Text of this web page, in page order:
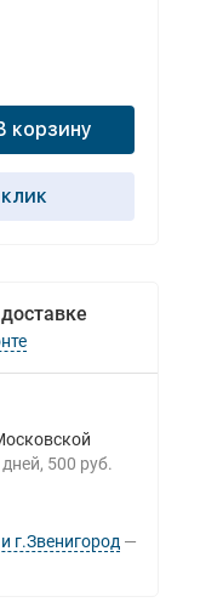
корзину
дней 500 руб.
г.Звенигород